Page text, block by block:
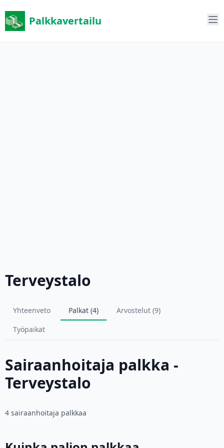
Palkkavertailu
Terveystalo
Yhteenveto Palkat (4)
Arvostelut (9)
Työpaikat
Sairaanhoitaja palkka -
Terveystalo
4 sairaanhoitaja palkkaa